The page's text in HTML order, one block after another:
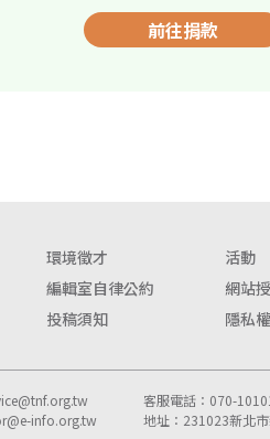
前往捐款
環境徵才 活動
編輯室自律公約
網站
投稿須知
隱私
info.org.tw
客服電話：070-
地址：231023新北